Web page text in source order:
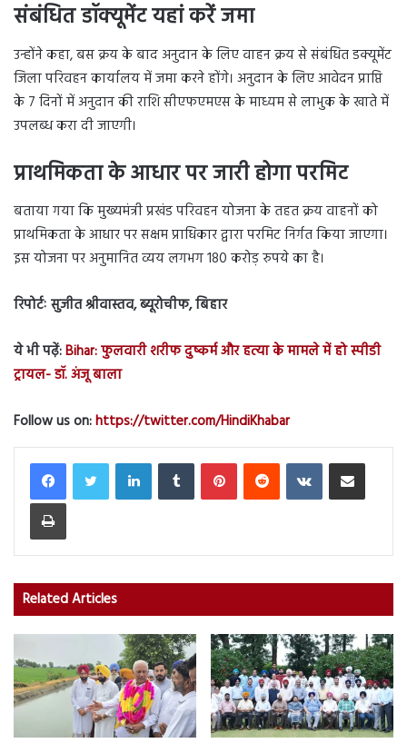
संबंधित डॉक्यूमेंट यहां करें जमा
उन्होंने कहा, बस क्रय के बाद अनुदान के लिए वाहन क्रय से संबंधित डक्यूमेंट
जिला परिवहन कार्यालय में जमा करने होंगे। अनुदान के लिए आवेदन प्राप्ति
के 7 दिनों में अनुदान की राशि सीएफएमएस के माध्यम से लाभुक के खाते में
उपलब्ध करा दी जाएगी।
प्राथमिकता के आधार पर जारी होगा परमिट
बताया गया कि मुख्यमंत्री प्रखंड परिवहन योजना के तहत क्रय वाहनों को
प्राथमिकता के आधार पर सक्षम प्राधिकार द्वारा परमिट निर्गत किया जाएगा।
इस योजना पर अनुमानित व्यय लगभग 180 करोड़ रुपये का है।
रिपोर्टः सुजीत श्रीवास्तव, ब्यूरोचीफ, बिहार
ये भी पढ़ें:Bihar: फुलवारी शरीफ दुष्कर्म और हत्या के मामले में हो स्पीडी
ट्रायल- डॉ. अंजू बाला
Follow us on:https://twitter.com/HindiKhabar
LinkedInTumblr PinterestReddit VKontakteShare via Email
Print
Related Articles